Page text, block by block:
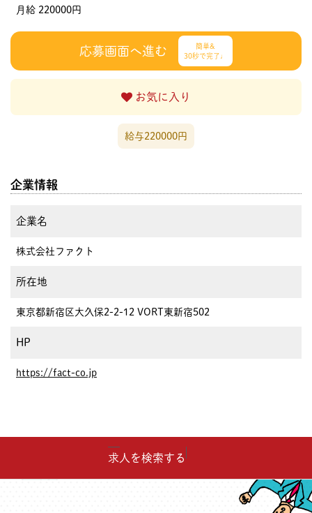
月給 220000円
応募画面へ進む
簡単&
30秒で完了♩
お気に入り
給与220000円
企業情報
企業名
株式会社ファクト
所在地
東京都新宿区大久保2-2-12 VORT東新宿502
HP
https://fact-co.jp
求人を検索する